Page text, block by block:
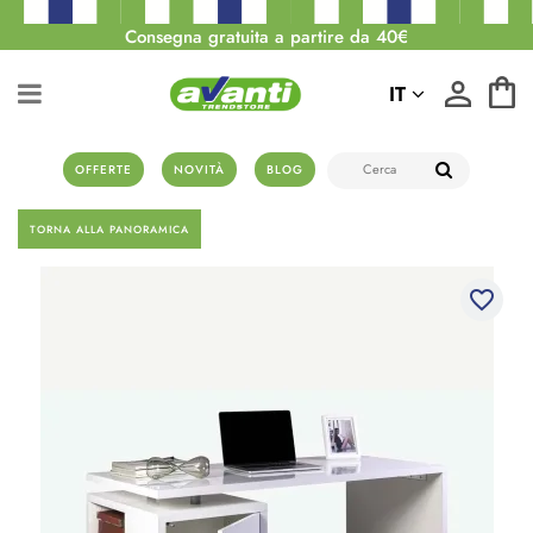
Consegna gratuita a partire da 40€
OFFERTE NOVITÀ BLOG
IT
TORNA ALLA PANORAMICA
favorite_border